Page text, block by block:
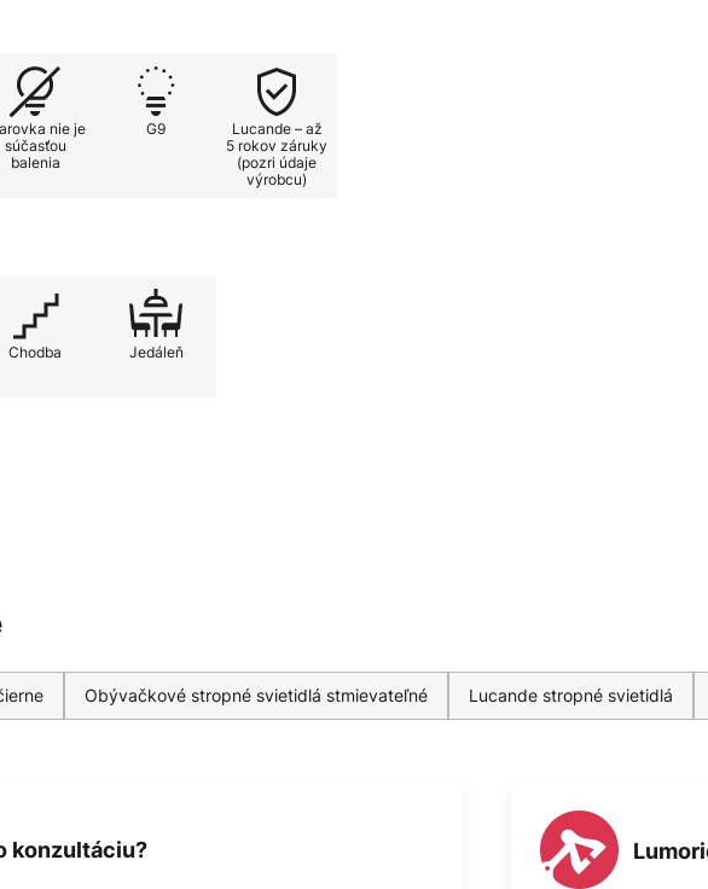
v kove. Tento vzor pripomína lampy z Orientu
vytvára romantickú hru svetla, ktorá spája tieň a svetlo
celok.
nie je
súčasťou
balenia
G9
Lucande – až
5 rokov záruky
(pozri údaje
výrobcu)
Chodba Jedáleň
Obývačkové stropné svietidlá stmievateľné Lucande stropné svietidlá
konzultáciu?